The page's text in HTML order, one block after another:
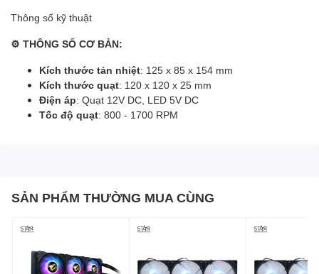
Thông số kỹ thuật
⚙ THÔNG SỐ CƠ BẢN:
Kích thước tản nhiệt: 125 x 85 x 154 mm
Kích thước quạt: 120 x 120 x 25 mm
Điện áp: Quạt 12V DC, LED 5V DC
Tốc độ quạt: 800 - 1700 RPM
SẢN PHẨM THƯỜNG MUA CÙNG